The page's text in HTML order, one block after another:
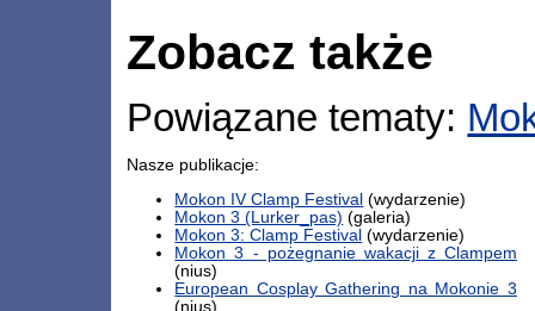
Zobacz także
Powiązane tematy:
Nasze publikacje:
Mokon IV Clamp Festival (wydarzenie)
Mokon 3 (Lurker_pas) (galeria)
Mokon 3: Clamp Festival (wydarzenie)
Mokon 3 - pożegnanie wakacji z Clampem
(nius)
European Cosplay Gathering na Mokonie 3
(nius)